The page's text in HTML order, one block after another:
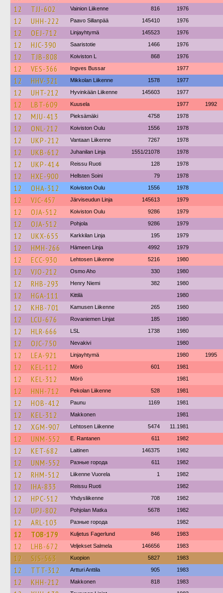
12 TJJ-602 Vainion Liikenne 816 1976
12 UHH-222 Paavo Sillanpää 145410 1976
12 OEJ-712 Linjayhtymä 145523 1976
12 HJC-390 Saaristotie 1466 1976
12 TJB-808 Koiviston L 868 1976
12 VES-366 Ingves Bussar 1977
12 HHV-321 Mikkolan Liikenne 1578 1977
12 UHT-212 Hyvinkään Liikenne 145603 1977
12 LBT-609 Kuusela 1977 1992
12 MJU-413 Pieksämäki 4758 1978
12 ONL-212 Koiviston Oulu 1556 1978
12 UKP-212 Vantaan Liikenne 7267 1978
12 UKB-612 Juhanilan Linja 1551/21078 1978
12 UKP-414 Reissu Ruoti 128 1978
12 HXE-900 Hellsten Soini 79 1978
12 OHA-312 Koiviston Oulu 1556 1978
12 VJC-457 Järviseudun Linja 145613 1979
12 OJA-512 Koiviston Oulu 9286 1979
12 OJA-512 Pohjola 9286 1979
12 UKX-655 Karkkilan Linja 195 1979
12 HMH-266 Hämeen Linja 4992 1979
12 ECC-930 Lehtosen Liikenne 5216 1980
12 VJO-212 Osmo Aho 330 1980
12 RHB-293 Henry Niemi 382 1980
12 HGA-111 Kittilä 1980
12 KHB-701 Kamusen Liikenne 265 1980
12 LCU-676 Rovaniemen Linjat 185 1980
12 HLR-666 LSL 1738 1980
12 OJC-750 Nevakivi 1980
12 LEA-921 Linjayhtymä 1980 1995
12 KEL-112 Mörö 601 1981
12 KEL-312 Mörö 1981
12 HNH-712 Pekolan Liikenne 528 1981
12 HOB-412 Paunu 1169 1981
12 KEL-312 Makkonen 1981
12 XGM-907 Lehtosen Liikenne 5474 11.1981
12 UNM-552 E. Rantanen 611 1982
12 KET-682 Laitinen 146375 1982
12 UNM-552 Разные города 611 1982
12 RHM-512 Liikenne Vuorela 1 1982
12 IHA-833 Reissu Ruoti 1982
12 HPC-512 Yhdysliikenne 708 1982
12 UPJ-802 Pohjolan Matka 5678 1982
12 ARL-103 Разные города 1982
12 TOB-179 Kuljetus Fagerlund 846 1983
12 LHB-672 Veljekset Salmela 146656 1983
12 SJS-563 Kuopion 5827 1983
12 TTT-312 Artturi Anttila 905 1983
12 KHH-212 Makkonen 818 1983